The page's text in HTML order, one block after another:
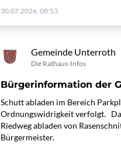
30.07.2026, 08:53
Gemeinde Unterroth
Die Rathaus-Infos
Bürgerinformation der
Schutt abladen im Bereich
Ordnungswidrigkeit verfolgt.
Riedweg abladen von
Bürgermeister.